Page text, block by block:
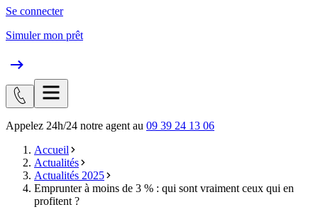
Se connecter
Simuler mon prêt
Appelez 24h/24 notre agent au 09 39 24 13 06
Accueil
Actualités
Actualités 2025
Emprunter à moins de 3 % : qui sont vraiment ceux qui en
profitent ?